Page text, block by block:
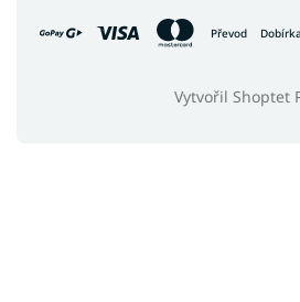
Převod Dobírka
Vytvořil Shoptet